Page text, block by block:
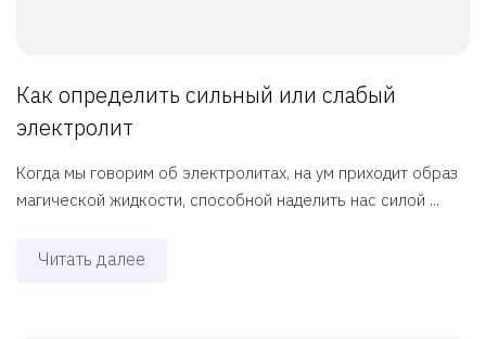
Как определить сильный или слабый
электролит
Когда мы говорим об электролитах, на ум приходит образ
магической жидкости, способной наделить нас силой ...
Читать далее